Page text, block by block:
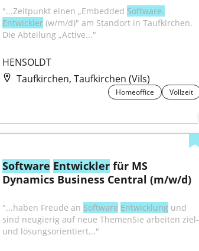
"...Zeitpunkt einen „Embedded Software-
Entwickler (w/m/d)" am Standort in Taufkirchen.
Die Abteilung „Active..."
HENSOLDT
Taufkirchen, Taufkirchen (Vils)
Homeoffice Vollzeit
Software Entwickler für MS
Dynamics Business Central (m/w/d)
"...haben Freude an Software Entwicklung und
sind neugierig auf neue ThemenSie arbeiten ziel-
und lösungsorientiert..."